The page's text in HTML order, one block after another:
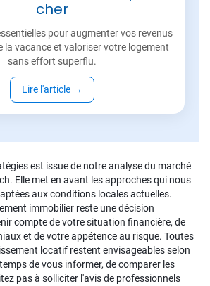
cher
pour augmenter vos revenus
la vacance et valoriser votre logement
sans effort superflu.
Lire l'article →
est issue de notre analyse du marché
Elle met en avant les approches qui nous
aux conditions locales actuelles.
immobilier reste une décision
compte de votre situation financière, de
et de votre appétence au risque. Toutes
locatif restent envisageables selon
de vous informer, de comparer les
pas à solliciter l'avis de professionnels